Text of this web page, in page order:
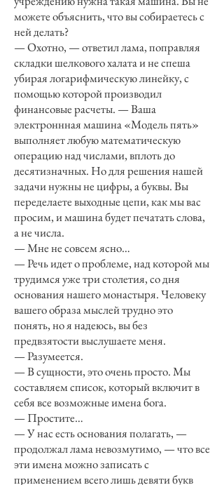
можете объяснить, что вы собираетесь с
ней делать?
— Охотно, — ответил лама, поправляя
складки шелкового халата и не спеша
убирая логарифмическую линейку, с
помощью которой производил
финансовые расчеты. — Ваша
электроннная машина «Модель пять»
выполняет любую математическую
операцию над числами, вплоть до
десятизначных. Но для решения нашей
задачи нужны не цифры, а буквы. Вы
переделаете выходные цепи, как мы вас
просим, и машина будет печатать слова,
а не числа.
— Мне не совсем ясно…
— Речь идет о проблеме, над которой мы
трудимся уже три столетия, со дня
основания нашего монастыря. Человеку
вашего образа мыслей трудно это
понять, но я надеюсь, вы без
предвзятости выслушаете меня.
— Разумеется.
— В сущности, это очень просто. Мы
составляем список, который включит в
себя все возможные имена бога.
— Простите…
— У нас есть основания полагать, —
продолжал лама невозмутимо, — что все
эти имена можно записать с
применением всего лишь девяти букв